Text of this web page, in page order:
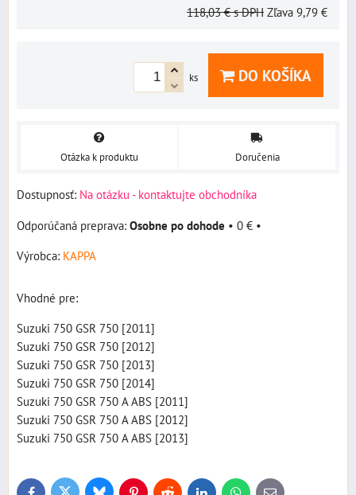
118,03 € s DPH Zľava 9,79 €
ks DO KOŠÍKA
Otázka k produktu Doručenia
Dostupnosť: Na otázku - kontaktujte obchodníka
Osobne po dohode • 0 € •
Výrobca: KAPPA
Vhodné pre:
Suzuki 750 GSR 750 [2011]
Suzuki 750 GSR 750 [2012]
Suzuki 750 GSR 750 [2013]
Suzuki 750 GSR 750 [2014]
Suzuki 750 GSR 750 A ABS [2011]
Suzuki 750 GSR 750 A ABS [2012]
Suzuki 750 GSR 750 A ABS [2013]